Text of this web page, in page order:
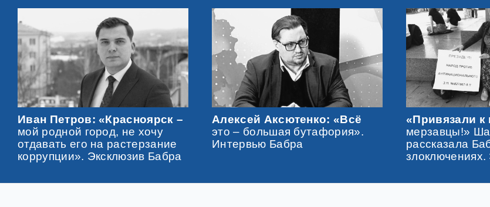
Иван Петров: «Красноярск –
мой родной город, не хочу
отдавать его на растерзание
коррупции». Эксклюзив Бабра
Алексей Аксютенко: «Всё
это – большая бутафория».
Интервью Бабра
«Привязали к
мерзавцы!»
рассказала
злоключениях.